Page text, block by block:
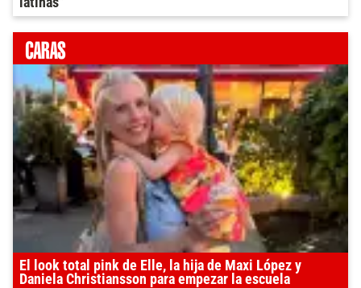
El look total pink de Elle, la hija de Maxi López y
Daniela Christiansson para empezar la escuela